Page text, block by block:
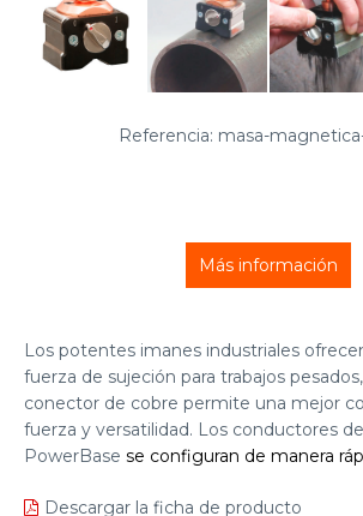
Referencia: masa-
Los potentes imanes industriales
fuerza de sujeción para trabajos
conector de cobre permite una mejor
fuerza y versatilidad. Los conductores
PowerBase se configuran de manera
Descargar la ficha de producto
Más información